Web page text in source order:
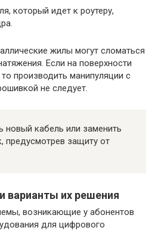
который идет к роутеру,
жилы могут сломаться
Если на поверхности
производить манипуляции с
не следует.
новый кабель или заменить
предусмотрев защиту от
варианты их решения
возникающие у абонентов
для цифрового